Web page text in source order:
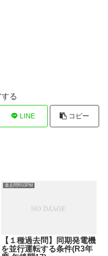
る
LINE コピー
過去問R03PM
【１種過去問】同期発電機
を並行運転する条件(R3年